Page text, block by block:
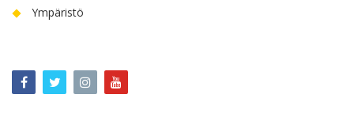
Ympäristö